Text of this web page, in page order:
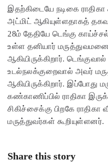
இதற்கிடையே நடிகை
அட்மிட் ஆகியுள்ளதாகத்
28ம் தேதியே டெங்கு
உள்ள தனியார்
ஆகியிருக்கிறார்.
உடல்நலக்குறைவால் அவர்
ஆகியிருக்கிறார். இப்போது
கண்காணிப்பில் ராதிகா
சிகிச்சைக்கு பிறகே ராதிகா
மருத்துவர்கள் கூறியுள்ளனர்.
Share this story